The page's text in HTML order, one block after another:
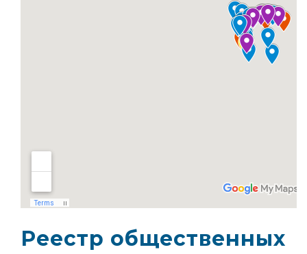
Реестр общественных